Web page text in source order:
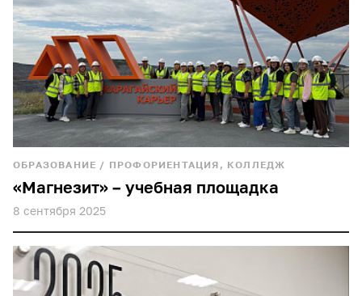
ОБРАЗОВАНИЕ / ПРОФОРИЕНТАЦИЯ, КОЛЛЕДЖ
«Магнезит» – учебная площадка
8 сентября 2025